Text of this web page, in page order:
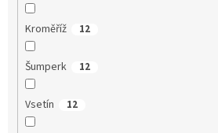
Kroměříž 12
Šumperk 12
Vsetín 12